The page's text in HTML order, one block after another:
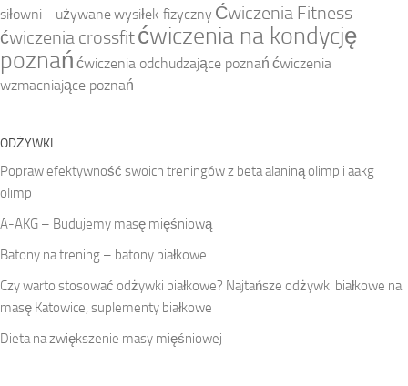
siłowni - używanewysiłek fizyczny Ćwiczenia Fitness
ćwiczenia crossfitćwiczenia na kondycję
poznań ćwiczenia odchudzające poznań ćwiczenia
wzmacniające poznań
ODŻYWKI
Popraw efektywność swoich treningów z beta alaniną olimp i aakg
olimp
A-AKG – Budujemy masę mięśniową
Batony na trening – batony białkowe
Czy warto stosować odżywki białkowe? Najtańsze odżywki białkowe na
masę Katowice, suplementy białkowe
Dieta na zwiększenie masy mięśniowej